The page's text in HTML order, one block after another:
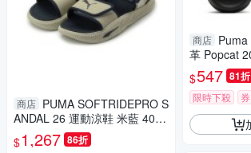
商店 PUMA SOFTRIDEPRO S
ANDAL 26 運動涼鞋 米藍 4069
40-01 男鞋
$1,267 86折
商店
革 Popcat
【運動世
002
$547 81折
限時下殺 券